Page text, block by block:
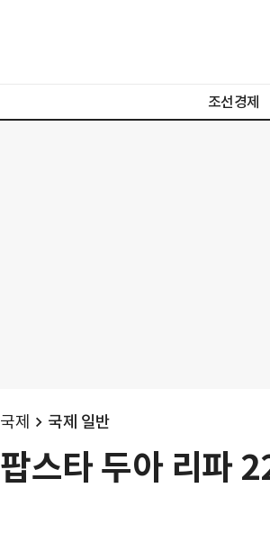
조선경제
국제 국제 일반
팝스타 두아 리파